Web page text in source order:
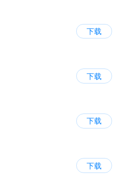
下载
下载
下载
下载